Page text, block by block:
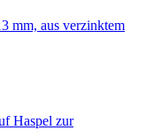
mm, aus verzinktem
Haspel zur